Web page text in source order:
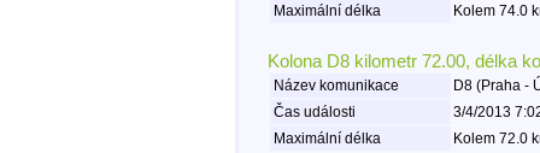
Maximální délka
Kolem 74.0
Kolona D8 kilometr 72.00, délka
Název komunikace
D8 (Praha -
Čas události
3/4/2013
Maximální délka
Kolem 72.0